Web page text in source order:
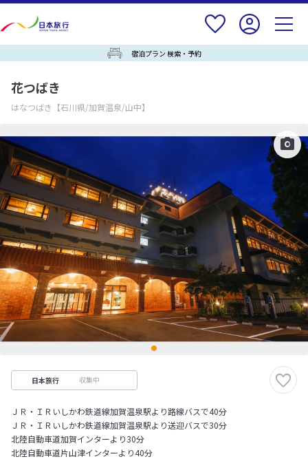
宿泊プラン 検索・予約
花つばき
はなつばき 【石川県/加賀温泉/山中】
日本旅行 収集中
ＪＲ・ＩＲいしかわ鉄道線加賀温泉駅より路線バスで40分
ＪＲ・ＩＲいしかわ鉄道線加賀温泉駅より送迎バスで30分
北陸自動車道加賀インターより30分
北陸自動車道片山津インターより40分